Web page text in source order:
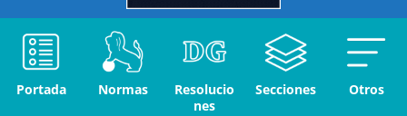
Portada Normas
Resolucio
nes
Secciones Otros